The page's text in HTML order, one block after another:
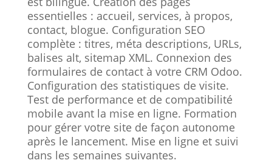
essentielles : accueil, services, à propos,
contact, blogue. Configuration SEO
complète : titres, méta descriptions, URLs,
balises alt, sitemap XML. Connexion des
formulaires de contact à votre CRM Odoo.
Configuration des statistiques de visite.
Test de performance et de compatibilité
mobile avant la mise en ligne. Formation
pour gérer votre site de façon autonome
après le lancement. Mise en ligne et suivi
dans les semaines suivantes.